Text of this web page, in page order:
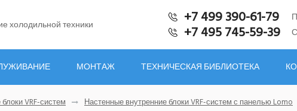
холодильной техники +7 499 390-61-79
+7 495 745-59-39
МОНТАЖ ТЕХНИЧЕСКАЯ БИБЛИОТЕКА
VRF-систем
Настенные внутренние блоки VRF-систем с панелью Lomo